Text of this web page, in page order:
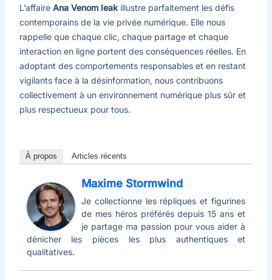
L’affaire Ana Venom leakillustre parfaitement les défis
contemporains de la vie privée numérique. Elle nous
rappelle que chaque clic, chaque partage et chaque
interaction en ligne portent des conséquences réelles. En
adoptant des comportements responsables et en restant
vigilants face à la désinformation, nous contribuons
collectivement à un environnement numérique plus sûr et
plus respectueux pour tous.
À propos Articles récents
Maxime Stormwind
Je collectionne les répliques et figurines
de mes héros préférés depuis 15 ans et
je partage ma passion pour vous aider à
dénicher les pièces les plus authentiques et
qualitatives.